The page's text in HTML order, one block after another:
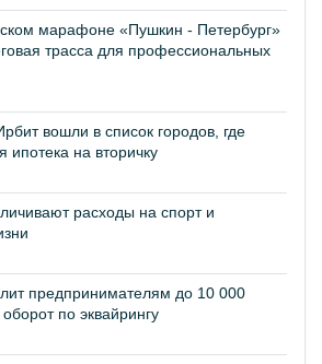
марафоне «Пушкин - Петербург»
трасса для профессиональных
вошли в список городов, где
ипотека на вторичку
расходы на спорт и
предпринимателям до 10 000
по эквайрингу